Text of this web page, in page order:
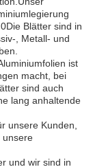
Blätter sind in
, Metall- und
ist
macht, bei
sind auch
lang anhaltende
unsere Kunden,
unsere
und wir sind in